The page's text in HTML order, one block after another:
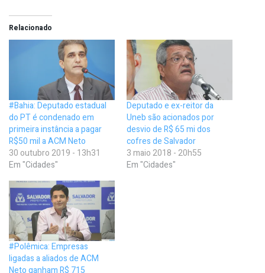
Relacionado
#Bahia: Deputado estadual
do PT é condenado em
primeira instância a pagar
R$50 mil a ACM Neto
30 outubro 2019 - 13h31
Em "Cidades"
Deputado e ex-reitor da
Uneb são acionados por
desvio de R$ 65 mi dos
cofres de Salvador
3 maio 2018 - 20h55
Em "Cidades"
#Polêmica: Empresas
ligadas a aliados de ACM